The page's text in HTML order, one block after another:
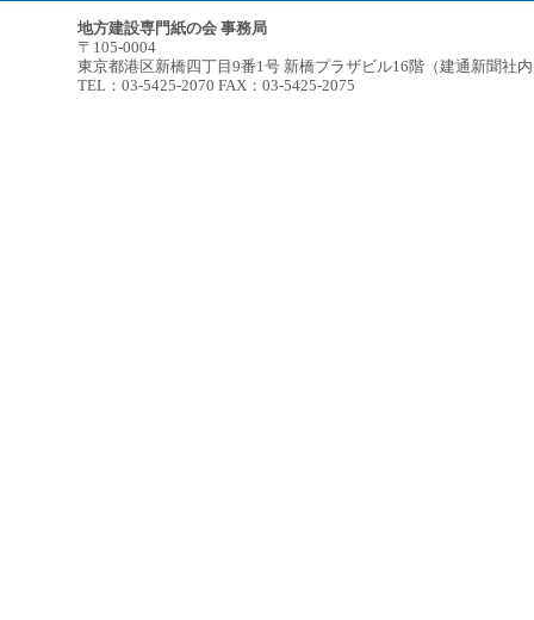
地方建設専門紙の会 事務局
〒105-0004
東京都港区新橋四丁目9番1号 新橋プラザビル16階（建通新聞社
TEL：03-5425-2070 FAX：03-5425-2075